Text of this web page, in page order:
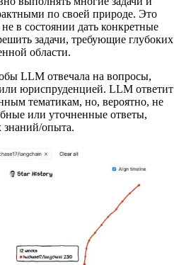
по своей природе. Это
в состоянии дать конкретные
задачи, требующие глубоких
области.
LLM отвечала на вопросы,
юриспруденцией. LLM ответит
тематикам, но, вероятно, не
или уточненные ответы,
опыта.